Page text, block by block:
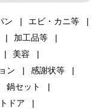
ン
エビ・カニ等
加工品等
美容
ン
感謝状等
鍋セット
ドア